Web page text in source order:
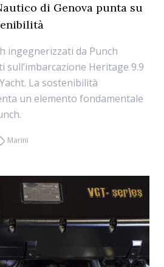
di Genova punta su
ingegnerizzati da Punch
Heritage 9.9
La sostenibilità
un elemento fondamentale
Marini